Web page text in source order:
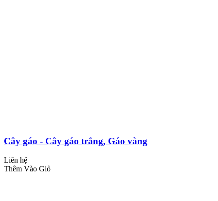
Cây gáo - Cây gáo trắng, Gáo vàng
Liên hệ
Thêm Vào Giỏ